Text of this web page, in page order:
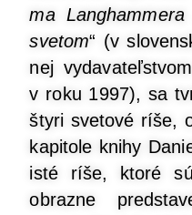
ma Lan­gham­me­ra
sve­tom“ (v
nej
v roku 1997), sa
šty­ri sve­to­vé ríše,
kapi­to­le kni­hy
isté ríše, kto­ré
obraz­ne